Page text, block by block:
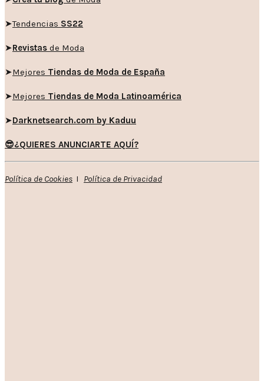
➤Tendencias SS22
➤Revistas de Moda
➤Mejores Tiendas de Moda de España
➤Mejores Tiendas de Moda Latinoamérica
➤Darknetsearch.com by Kaduu
😎¿QUIERES ANUNCIARTE AQUÍ?
Política de Cookies I Política de Privacidad